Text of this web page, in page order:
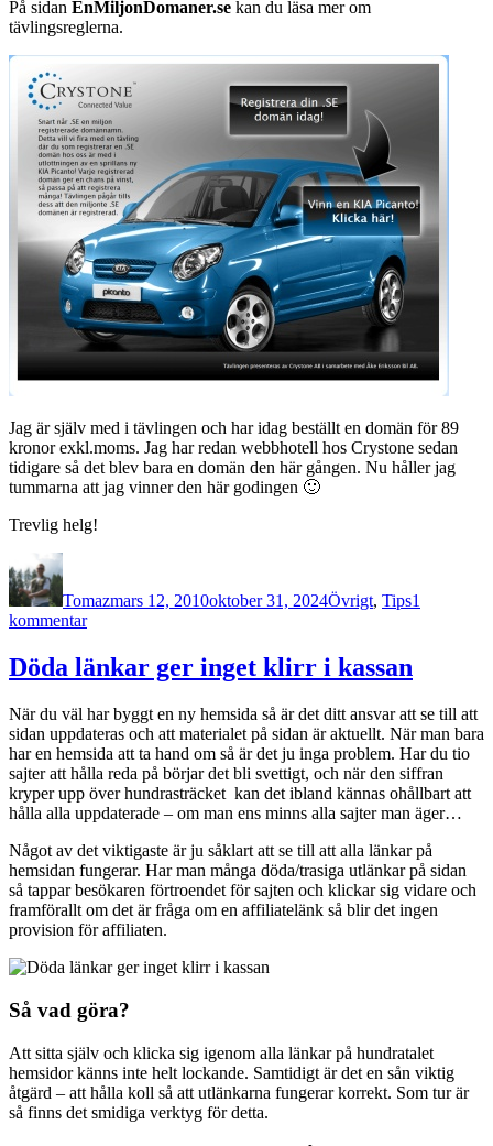
På sidan EnMiljonDomaner.se kan du läsa mer om
tävlingsreglerna.
Jag är själv med i tävlingen och har idag beställt en domän för 89
kronor exkl.moms. Jag har redan webbhotell hos Crystone sedan
tidigare så det blev bara en domän den här gången. Nu håller jag
tummarna att jag vinner den här godingen 🙂
Trevlig helg!
Författare
Tomazmars 12, 2010oktober 31, 2024Övrigt, Tips1
kommentartill
chansen
och
en
bil
Döda länkar ger inget klirr i kassan
När du väl har byggt en ny hemsida så är det ditt ansvar att se till att
sidan uppdateras och att materialet på sidan är aktuellt. När man bara
har en hemsida att ta hand om så är det ju inga problem. Har du tio
sajter att hålla reda på börjar det bli svettigt, och när den siffran
kryper upp över hundrasträcket kan det ibland kännas ohållbart att
hålla alla uppdaterade – om man ens minns alla sajter man äger…
Något av det viktigaste är ju såklart att se till att alla länkar på
hemsidan fungerar. Har man många döda/trasiga utlänkar på sidan
så tappar besökaren förtroendet för sajten och klickar sig vidare och
framförallt om det är fråga om en affiliatelänk så blir det ingen
provision för affiliaten.
Så vad göra?
Att sitta själv och klicka sig igenom alla länkar på hundratalet
hemsidor känns inte helt lockande. Samtidigt är det en sån viktig
åtgärd – att hålla koll så att utlänkarna fungerar korrekt. Som tur är
så finns det smidiga verktyg för detta.